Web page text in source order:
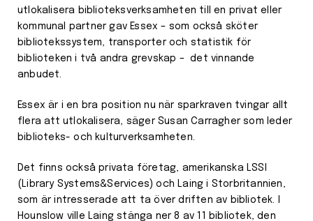
utlokalisera biblioteksverksamheten till en privat eller
kommunal partner gav Essex – som också sköter
bibliotekssystem, transporter och statistik för
biblioteken i två andra grevskap – det vinnande
anbudet.
Essex är i en bra position nu när sparkraven tvingar allt
flera att utlokalisera, säger Susan Carragher som leder
biblioteks- och kulturverksamheten.
Det finns också privata företag, amerikanska LSSI
(Library Systems&Services) och Laing i Storbritannien,
som är intresserade att ta över driften av bibliotek. I
Hounslow ville Laing stänga ner 8 av 11 bibliotek, den